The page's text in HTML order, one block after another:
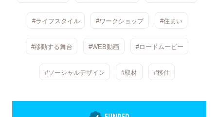
#ライフスタイル #ワークショップ #住まい
#移動する舞台 #WEB動画 #ロードムービー
#ソーシャルデザイン #取材 #移住